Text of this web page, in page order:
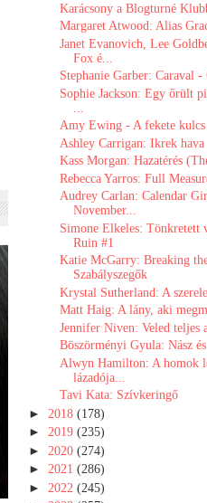
Karácsony a Blogturné
Margaret Atwood: Alias
Janet Evanovich, Lee
Fox é...
Stephanie Garber: Caraval -
Sophie Jackson: Egy őrült
Amy Ewing - A fekete kulcs
Ashley Carrigan: Ikrek hava
Kass Morgan: Hazatérés
Rebecca Yarros: Full
Audrey Carlan: Calendar
November...
Simone Elkeles: Tönkretett
Ruin #1
Katie McGarry: Breaking
Szabályszegők
Krystal Sutherland: A
Matt Haig: A lány, aki
Jennifer Niven: Veled teljes
Böszörményi Gyula: Nász
Alwyn Hamilton: A homok
lázadója...
Tavi Kata: Szívkeringő
► 2018 (178)
► 2019 (235)
► 2020 (274)
► 2021 (286)
► 2022 (245)